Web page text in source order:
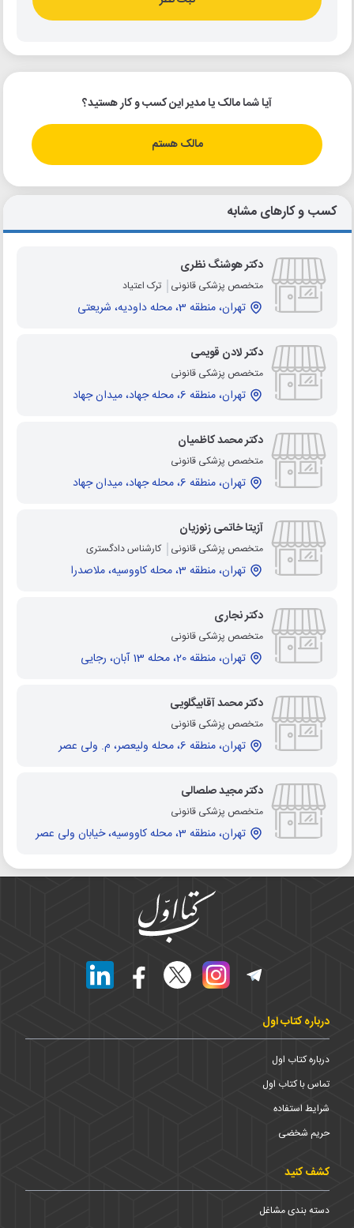
آیا شما مالک یا مدیر این کسب و کار هستید؟
مالک هستم
کسب و کارهای مشابه
دکتر هوشنگ نظری
متخصص پزشکی قانونی ترک اعتیاد
تهران، منطقه 3، محله داودیه، شریعتی
دکتر لادن قویمی
متخصص پزشکی قانونی
تهران، منطقه 6، محله جهاد، میدان جهاد
دکتر محمد کاظمیان
متخصص پزشکی قانونی
تهران، منطقه 6، محله جهاد، میدان جهاد
آزیتا خاتمی زنوزیان
متخصص پزشکی قانونی کارشناس دادگستری
تهران، منطقه 3، محله کاووسیه، ملاصدرا
دکتر نجاری
متخصص پزشکی قانونی
تهران، منطقه 20، محله 13 آبان، رجایی
دکتر محمد آقابیگلویی
متخصص پزشکی قانونی
تهران، منطقه 6، محله ولیعصر، م. ولی عصر
دکتر مجید صلصالی
متخصص پزشکی قانونی
تهران، منطقه 3، محله کاووسیه، خیابان ولی عصر
درباره کتاب اول
درباره کتاب اول
تماس با کتاب اول
شرایط استفاده
حریم شخضی
کشف کنید
دسته بندی مشاغل